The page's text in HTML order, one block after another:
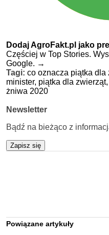
Dodaj AgroFakt.pl jako
Częściej w Top Stories.
Google. →
Tagi: co oznacza piątka dla
minister, piątka dla zwierząt,
żniwa 2020
Newsletter
Bądź na bieżąco z
Zapisz się
Powiązane artykuły